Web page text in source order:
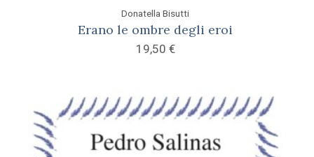
Donatella Bisutti
Erano le ombre degli eroi
19,50 €